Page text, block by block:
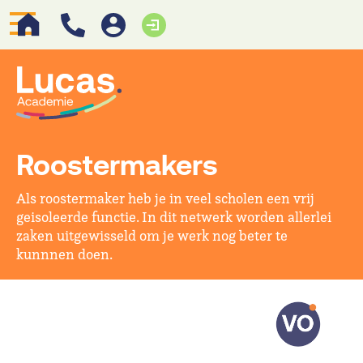
Roostermakers
Als roostermaker heb je in veel scholen een vrij
geisoleerde functie. In dit netwerk worden allerlei
zaken uitgewisseld om je werk nog beter te
kunnnen doen.